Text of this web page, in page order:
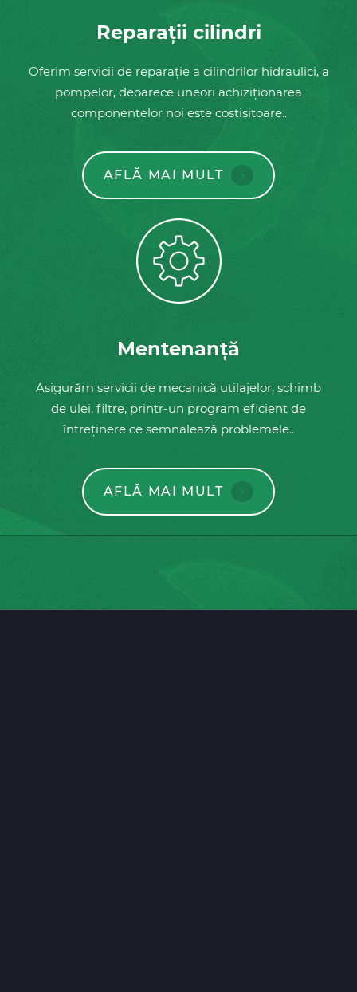
Reparații cilindri
Oferim servicii de reparație a cilindrilor hidraulici, a
pompelor, deoarece uneori achiziționarea
componentelor noi este costisitoare..
AFLĂ MAI MULT
Mentenanță
Asigurăm servicii de mecanică utilajelor, schimb
de ulei, filtre, printr-un program eficient de
întreținere ce semnalează problemele..
AFLĂ MAI MULT